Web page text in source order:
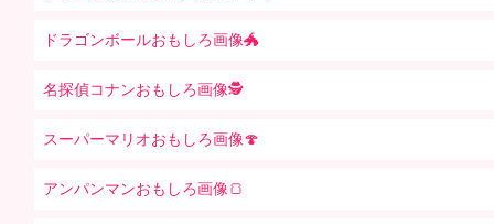
ドラゴンボールおもしろ画像🐲
名探偵コナンおもしろ画像🕵️
スーパーマリオおもしろ画像🍄
アンパンマンおもしろ画像🍞